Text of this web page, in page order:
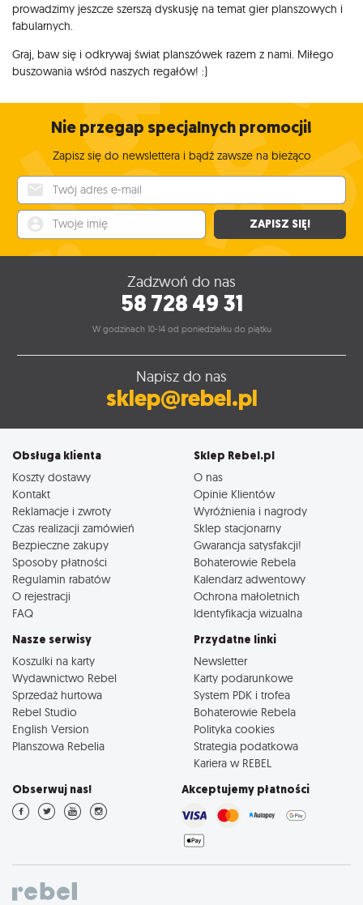
prowadzimy jeszcze szerszą dyskusję na temat gier planszowych i
fabularnych.
Graj, baw się i odkrywaj świat planszówek razem z nami. Miłego
buszowania wśród naszych regałów! :)
Nie przegap specjalnych promocji!
Zapisz się do newslettera i bądź zawsze na bieżąco
ZAPISZ SIĘ!
Zadzwoń do nas
58 728 49 31
W godzinach 10-14 od poniedziałku do piątku
Napisz do nas
sklep@rebel.pl
Obsługa klienta
Koszty dostawy
Kontakt
Reklamacje i zwroty
Czas realizacji zamówień
Bezpieczne zakupy
Sposoby płatności
Regulamin rabatów
O rejestracji
FAQ
Sklep Rebel.pl
O nas
Opinie Klientów
Wyróżnienia i nagrody
Sklep stacjonarny
Gwarancja satysfakcji!
Bohaterowie Rebela
Kalendarz adwentowy
Ochrona małoletnich
Identyfikacja wizualna
Nasze serwisy
Koszulki na karty
Wydawnictwo Rebel
Sprzedaż hurtowa
Rebel Studio
English Version
Planszowa Rebelia
Przydatne linki
Newsletter
Karty podarunkowe
System PDK i trofea
Bohaterowie Rebela
Polityka cookies
Strategia podatkowa
Kariera w REBEL
Obserwuj nas! Akceptujemy płatności